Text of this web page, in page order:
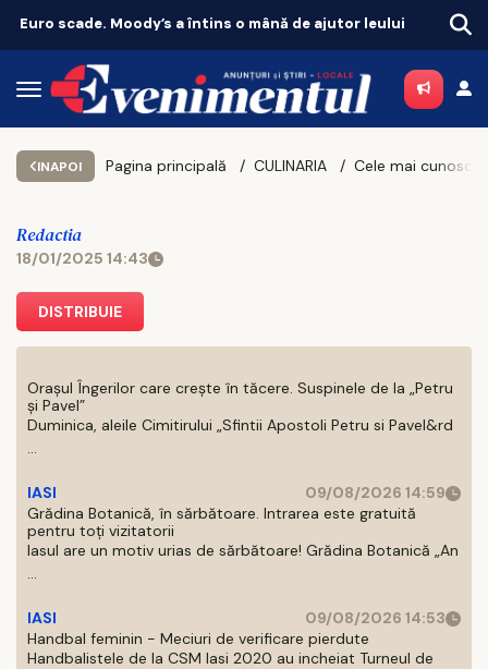
Euro scade. Moody’s a întins o mână de ajutor leului
INAPOI Pagina principală CULINARIA
Redactia
18/01/2025 14:43
DISTRIBUIE
Orașul Îngerilor care crește în tăcere. Suspinele de la „Petru
și Pavel”
Duminica, aleile Cimitirului „Sfintii Apostoli Petru si Pavel&rd
...
IASI
09/08/2026 14:59
Grădina Botanică, în sărbătoare. Intrarea este gratuită
pentru toți vizitatorii
Iasul are un motiv urias de sărbătoare! Grădina Botanică „An
...
IASI
09/08/2026 14:53
Handbal feminin - Meciuri de verificare pierdute
Handbalistele de la CSM Iasi 2020 au incheiat Turneul de